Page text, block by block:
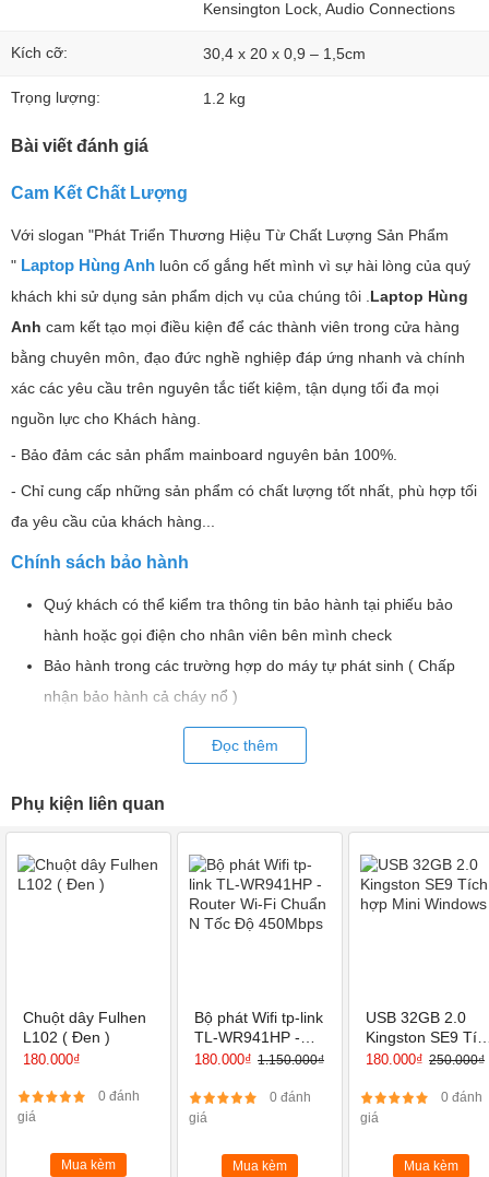
Kensington Lock, Audio Connections
Kích cỡ: 30,4 x 20 x 0,9 – 1,5cm
Trọng lượng: 1.2 kg
Bài viết đánh giá
Cam Kết Chất Lượng
Với slogan "Phát Triển Thương Hiệu Từ Chất Lượng Sản Phẩm
" Laptop Hùng Anh luôn cố gắng hết mình vì sự hài lòng của quý
khách khi sử dụng sản phẩm dịch vụ của chúng tôi . Laptop Hùng
Anh cam kết tạo mọi điều kiện để các thành viên trong cửa hàng
bằng chuyên môn, đạo đức nghề nghiệp đáp ứng nhanh và chính
xác các yêu cầu trên nguyên tắc tiết kiệm, tận dụng tối đa mọi
nguồn lực cho Khách hàng.
- Bảo đảm các sản phẩm mainboard nguyên bản 100%.
- Chỉ cung cấp những sản phẩm có chất lượng tốt nhất, phù hợp tối
đa yêu cầu của khách hàng...
Chính sách bảo hành
Quý khách có thể kiểm tra thông tin bảo hành tại phiếu bảo
hành hoặc gọi điện cho nhân viên bên mình check
Bảo hành trong các trường hợp do máy tự phát sinh ( Chấp
nhận bảo hành cả cháy nổ )
KHÔNG bảo hành nếu lỗi là do người dùng như rơi vỡ, móp
méo, nước, hơi ẩm, côn trùng ,chất lỏng trong máy.
QUÝ KHÁCH VUI LÒNG KIỂM TRA SẢN PHẨM TRƯỚC KHI
khách có thắc mắc vui lòng liên hệ qua số Hotline
: 0855.96.9996 Zalo, Facebook
Đọc thêm
Phụ kiện liên quan
Chuột dây Fulhen
L102 ( Đen )
180.000₫
0 đánh
giá
Mua kèm
Bộ phát Wifi tp-link
TL-WR941HP -
Router Wi-Fi
450Mbps
180.000₫ 1.150.000₫
0 đánh
giá
Mua kèm
USB 32GB 2.0
Kingston SE9
hợp Mini
180.000₫ 250.000₫
0 đánh
giá
Mua kèm